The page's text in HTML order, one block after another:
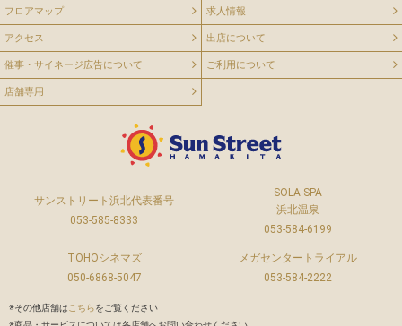
フロアマップ 求人情報
アクセス 出店について
催事・サイネージ広告について ご利用について
店舗専用
サンストリート浜北代表番号
053-585-8333
SOLA SPA
浜北温泉
053-584-6199
TOHOシネマズ
050-6868-5047
メガセンタートライアル
053-584-2222
※その他店舗は こちらをご覧ください